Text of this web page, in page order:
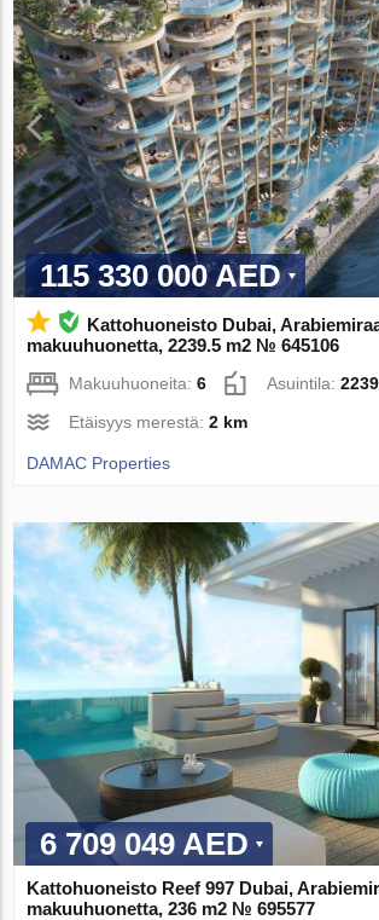
115 330 000 AED
Kattohuoneisto Dubai,
makuuhuonetta, 2239.5 m2 № 645106
Makuuhuoneita:6 Asuintila:
Etäisyys merestä:2 km
DAMAC Properties
6 709 049 AED
Kattohuoneisto Reef 997 Dubai,
makuuhuonetta, 236 m2 № 695577